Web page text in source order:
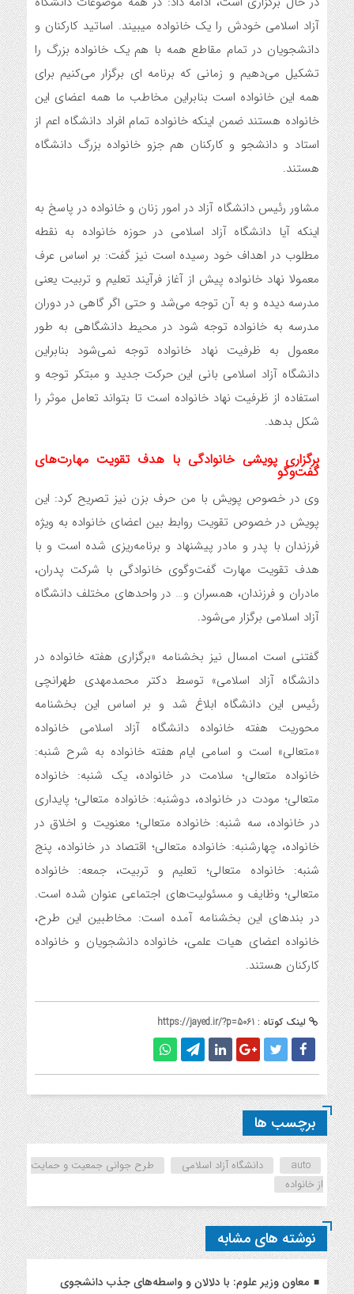
آزاد اسلامی خودش را یک خانواده میبیند. اساتید کارکنان و
دانشجویان در تمام مقاطع همه با هم یک خانواده بزرگ را
تشکیل می‌دهیم و زمانی که برنامه ای برگزار می‌کنیم برای
همه این خانواده است بنابراین مخاطب ما همه اعضای این
خانواده هستند ضمن اینکه خانواده تمام افراد دانشگاه اعم از
استاد و دانشجو و کارکنان هم جزو خانواده بزرگ دانشگاه
هستند.
مشاور رئیس دانشگاه آزاد در امور زنان و خانواده در پاسخ به
اینکه آیا دانشگاه آزاد اسلامی در حوزه خانواده به نقطه
مطلوب در اهداف خود رسیده است نیز گفت: بر اساس عرف
معمولا نهاد خانواده پیش از آغاز فرآیند تعلیم و تربیت یعنی
مدرسه دیده و به آن توجه می‌شد و حتی اگر گاهی در دوران
مدرسه به خانواده توجه شود در محیط دانشگاهی به طور
معمول به ظرفیت نهاد خانواده توجه نمی‌شود بنابراین
دانشگاه آزاد اسلامی بانی این حرکت جدید و مبتکر توجه و
استفاده از ظرفیت نهاد خانواده است تا بتواند تعامل موثر را
شکل بدهد.
برگزاری پویشی خانوادگی با هدف تقویت مهارت‌های
گفت‌وگو
وی در خصوص پویش با من حرف بزن نیز تصریح کرد: این
پویش در خصوص تقویت روابط بین اعضای خانواده به ویژه
فرزندان با پدر و مادر پیشنهاد و برنامه‌ریزی شده است و با
هدف تقویت مهارت گفت‌وگوی خانوادگی با شرکت پدران،
مادران و فرزندان، همسران و… در واحدهای مختلف دانشگاه
آزاد اسلامی برگزار می‌شود.
گفتنی است امسال نیز بخشنامه «برگزاری هفته خانواده در
دانشگاه آزاد اسلامی» توسط دکتر محمدمهدی طهرانچی
رئیس این دانشگاه ابلاغ شد و بر اساس این بخشنامه
محوریت هفته خانواده دانشگاه آزاد اسلامی خانواده
«متعالی» است و اسامی ایام هفته خانواده به شرح شنبه:
خانواده متعالی؛ سلامت در خانواده، یک شنبه: خانواده
متعالی؛ مودت در خانواده، دوشنبه: خانواده متعالی؛ پایداری
در خانواده، سه شنبه: خانواده متعالی؛ معنویت و اخلاق در
خانواده، چهارشنبه: خانواده متعالی؛ اقتصاد در خانواده، پنج
شنبه: خانواده متعالی؛ تعلیم و تربیت، جمعه: خانواده
متعالی؛ وظایف و مسئولیت‌های اجتماعی عنوان شده است.
در بندهای این بخشنامه آمده است: مخاطبین این طرح،
خانواده اعضای هیات علمی، خانواده دانشجویان و خانواده
کارکنان هستند.
لینک کوتاه : https://jayed.ir/?p=5061
برچسب ها
auto دانشگاه آزاد اسلامی
طرح جوانی جمعیت و حمایت
از خانواده
نوشته های مشابه
معاون وزیر علوم: با دلالان و واسطه‌های جذب دانشجوی